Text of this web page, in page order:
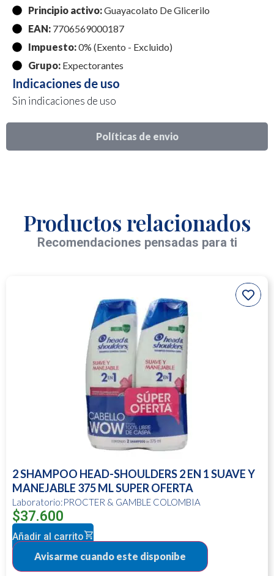
Políticas de envio
Principio activo:Guayacolato De Glicerilo
EAN: 7706569000187
Impuesto:0% (Exento - Excluido)
Grupo: Expectorantes
Indicaciones de uso
Sin indicaciones de uso
Productos relacionados
Recomendaciones pensadas para ti
2 SHAMPOO HEAD-SHOULDERS 2 EN 1 SUAVE Y
MANEJABLE 375 ML SUPER OFERTA
Laboratorio:PROCTER & GAMBLE COLOMBIA
$37.600
Añadir al carrito